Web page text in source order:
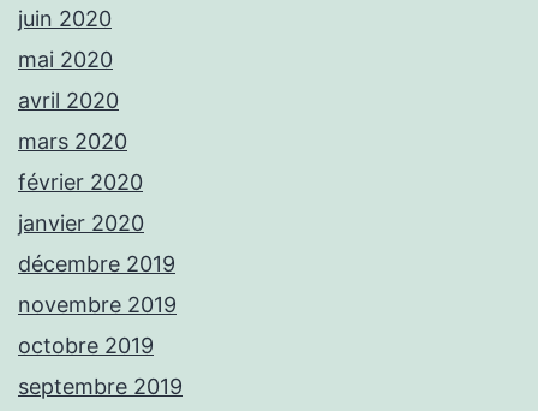
juin 2020
mai 2020
avril 2020
mars 2020
février 2020
janvier 2020
décembre 2019
novembre 2019
octobre 2019
septembre 2019